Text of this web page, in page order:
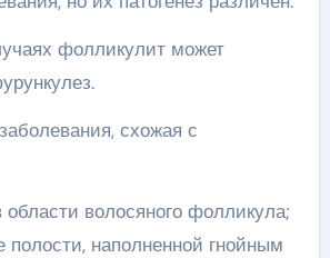
фолликулит может
схожая с
области волосяного фолликула;
полости, наполненной гнойным